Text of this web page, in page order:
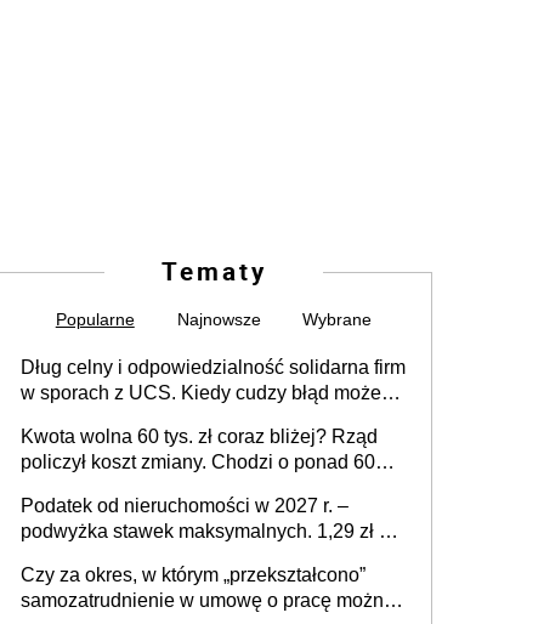
Tematy
Popularne Najnowsze Wybrane
Dług celny i odpowiedzialność solidarna firm
w sporach z UCS. Kiedy cudzy błąd może
Kwota wolna 60 tys. zł coraz bliżej? Rząd
policzył koszt zmiany. Chodzi o ponad 60
Podatek od nieruchomości w 2027 r. –
podwyżka stawek maksymalnych. 1,29 zł za
budynków i lokali związanych z
prowadzeniem działalności gospodarczej
Czy za okres, w którym „przekształcono”
samozatrudnienie w umowę o pracę można